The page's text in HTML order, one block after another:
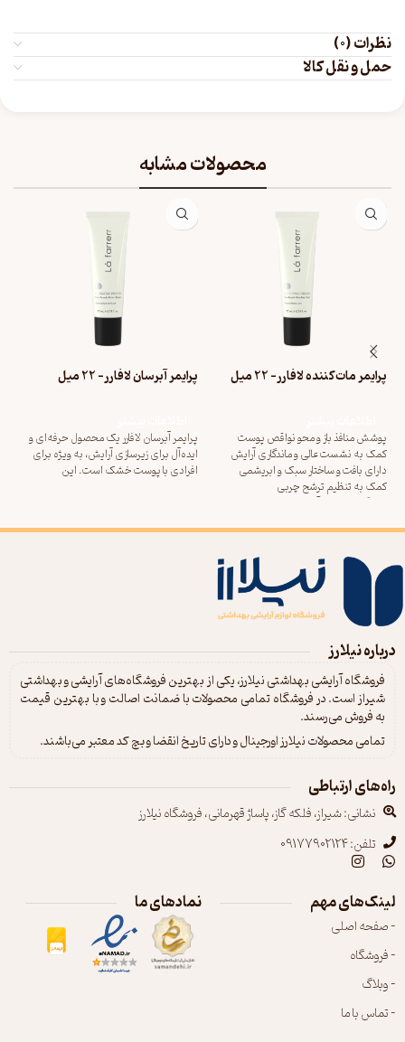
نظرات (0)
حمل و نقل کالا
محصولات مشابه
پرایمر مات‌کننده لافارر- 22 میل
پوشش منافذ باز و محو نواقص پوست
کمک به نشست عالی و ماندگاری آرایش
دارای بافت و ساختار سبک و ابریشمی
کمک به تنظیم ترشح چربی
پیشگیری از بروز آکنه رطوبت رسان و افزایش
پرایمر آبرسان لافارر- 22 میل
پرایمر آبرسان لافارر یک محصول حرفه‌ای و
ایده‌آل برای زیرسازی آرایش، به ویژه برای
افرادی با پوست خشک است. این
درباره نیلارز
فروشگاه آرایشی بهداشتی نیلارز، یکی از بهترین فروشگاه‌های آرایشی و بهداشتی
شیراز است. در فروشگاه تمامی محصولات با ضمانت اصالت و با بهترین قیمت
به فروش می‌رسند.
تمامی محصولات نیلارز اورجینال و دارای تاریخ انقضا و بچ کد معتبر می‌باشند.
لینک‌های مهم
- صفحه اصلی
- فروشگاه
- وبلاگ
- تماس با ما
راه‌های ارتباطی
نشانی: شیراز، فلکه گاز، پاساژ قهرمانی، فروشگاه نیلارز
تلفن: 09177902124
نمادهای ما